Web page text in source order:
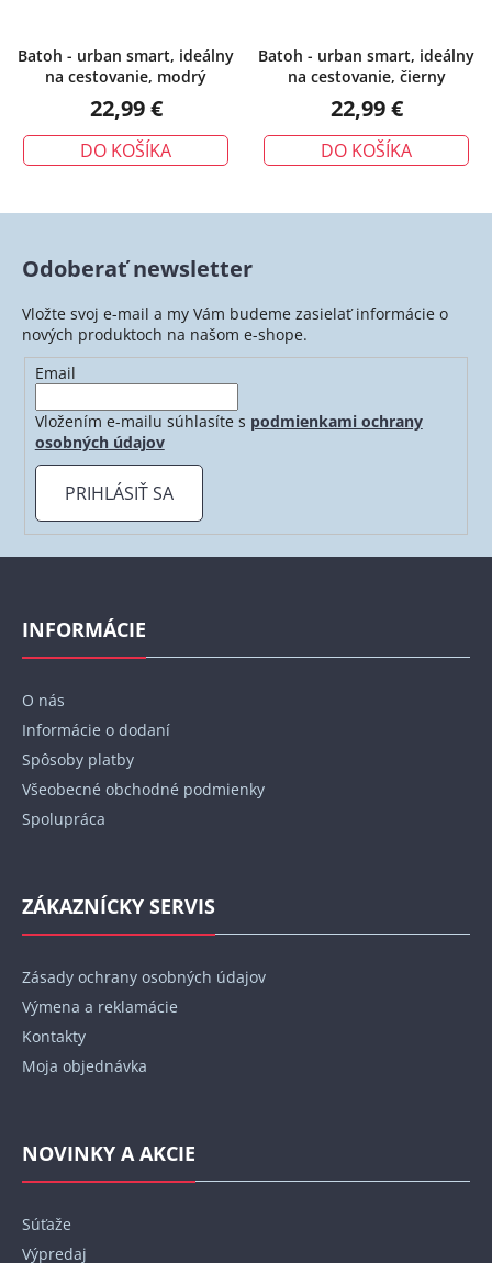
Batoh - urban smart, ideálny
na cestovanie, modrý
22,99 €
DO KOŠÍKA
Batoh - urban smart, ideálny
na cestovanie, čierny
22,99 €
DO KOŠÍKA
Odoberať newsletter
Vložte svoj e-mail a my Vám budeme zasielať informácie o
nových produktoch na našom e-shope.
Email
Vložením e-mailu súhlasíte s podmienkami ochrany
osobných údajov
PRIHLÁSIŤ SA
Z
INFORMÁCIE
O nás
Informácie o dodaní
Spôsoby platby
Všeobecné obchodné podmienky
Spolupráca
ZÁKAZNÍCKY SERVIS
Zásady ochrany osobných údajov
Výmena a reklamácie
Kontakty
Moja objednávka
NOVINKY A AKCIE
Súťaže
Výpredaj